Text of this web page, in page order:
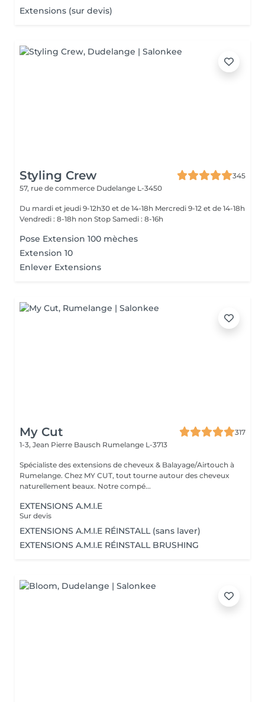
Extensions (sur devis)
Styling Crew
345
57, rue de commerce Dudelange L-3450
Du mardi et jeudi 9-12h30 et de 14-18h Mercredi 9-12 et de 14-18h
Vendredi : 8-18h non Stop Samedi : 8-16h
Pose Extension 100 mèches
Extension 10
Enlever Extensions
My Cut
317
1-3, Jean Pierre Bausch Rumelange L-3713
Spécialiste des extensions de cheveux & Balayage/Airtouch à
Rumelange. Chez MY CUT, tout tourne autour des cheveux
naturellement beaux. Notre compé...
EXTENSIONS A.M.I.E
Sur devis
EXTENSIONS A.M.I.E RÉINSTALL (sans laver)
EXTENSIONS A.M.I.E RÉINSTALL BRUSHING